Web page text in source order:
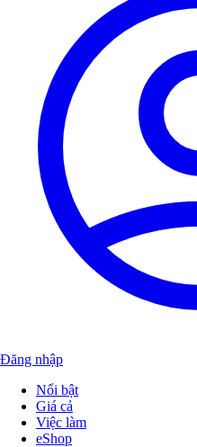
Đăng nhập
Nổi bật
Giá cả
Việc làm
eShop